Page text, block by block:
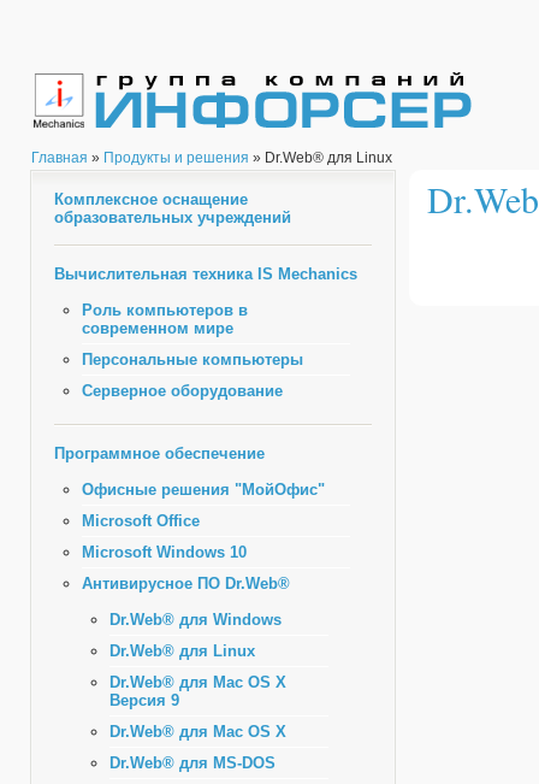
Главная » Продукты и решения » Dr.Web® для Linux
Комплексное оснащение
образовательных учреждений
Вычислительная техника IS Mechanics
Роль компьютеров в
современном мире
Персональные компьютеры
Серверное оборудование
Программное обеспечение
Офисные решения "МойОфис"
Microsoft Office
Microsoft Windows 10
Антивирусное ПО Dr.Web®
Dr.Web® для Windows
Dr.Web® для Linux
Dr.Web® для Mac OS X
Версия 9
Dr.Web® для Mac OS X
Dr.Web® для MS-DOS